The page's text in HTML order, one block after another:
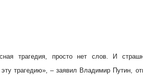
трагедия, просто нет слов. И
трагедию», – заявил Владимир Путин,